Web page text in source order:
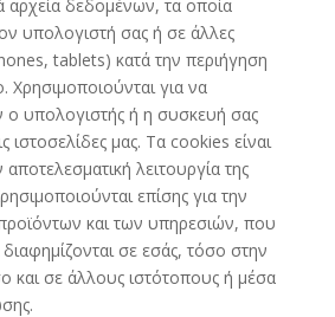
αρχεία δεδομένων, τα οποία
υπολογιστή σας ή σε άλλες
tablets) κατά την περιήγηση
Χρησιμοποιούνται για να
ο υπολογιστής ή η συσκευή σας
ιστοσελίδες μας. Τα cookies είναι
αποτελεσματική λειτουργία της
επίσης για την
και των υπηρεσιών, που
σε εσάς, τόσο στην
και σε άλλους ιστότοπους ή μέσα